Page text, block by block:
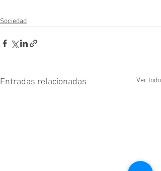
Sociedad
Entradas relacionadas Ver todo